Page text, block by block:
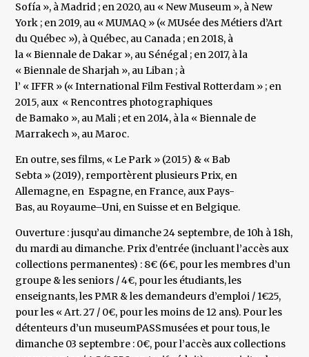
Sofía », à Madrid ; en 2020, au « New Museum », à New
York ; en 2019, au « MUMAQ » (« MUsée des Métiers d’Art
du Québec »), à Québec, au Canada ; en 2018, à
la « Biennale de Dakar », au Sénégal ; en 2017, à la
« Biennale de Sharjah », au Liban ; à
l’ « IFFR » (« International Film Festival Rotterdam » ; en
2015, aux « Rencontres photographiques
de Bamako », au Mali ; et en 2014, à la « Biennale de
Marrakech », au Maroc.
En outre, ses films, « Le Park » (2015) & « Bab
Sebta » (2019), remportèrent plusieurs Prix, en
Allemagne, en Espagne, en France, aux Pays-
Bas, au Royaume–Uni, en Suisse et en Belgique.
Ouverture : jusqu’au dimanche 24 septembre, de 10h à 18h,
du mardi au dimanche. Prix d’entrée (incluant l’accès aux
collections permanentes) : 8€ (6€, pour les membres d’un
groupe & les seniors / 4€, pour les étudiants, les
enseignants, les PMR & les demandeurs d’emploi / 1€25,
pour les « Art. 27 / 0€, pour les moins de 12 ans). Pour les
détenteurs d’un museumPASSmusées et pour tous, le
dimanche 03 septembre : 0€, pour l’accès aux collections